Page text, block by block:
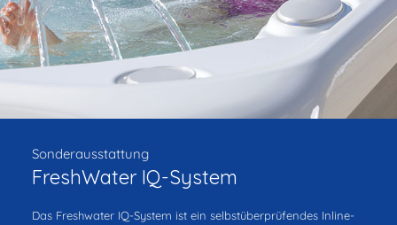
Sonderausstattung
FreshWater IQ-System
Das Freshwater IQ-System ist ein selbstüberprüfendes Inline-